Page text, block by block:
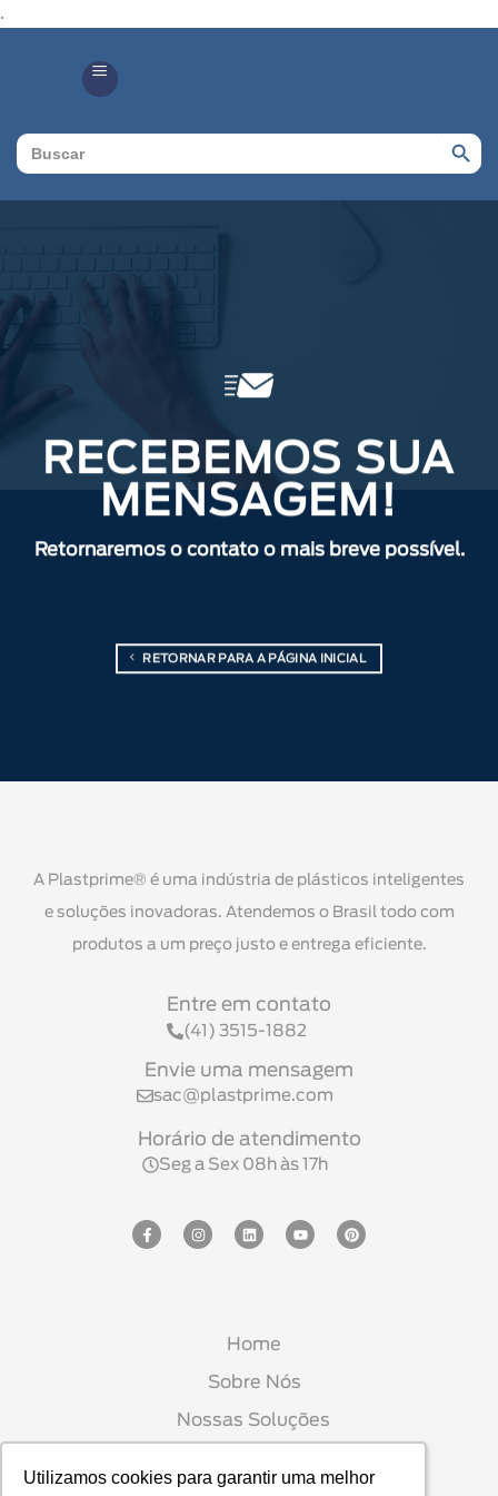
Utilizamos cookies para garantir uma melhor
Utilizamos cookies para garantir uma melhor
.
Search
for:
Search
RECEBEMOS SUA
MENSAGEM!
Retornaremos o contato o mais breve possível.
RETORNAR PARA A PÁGINA INICIAL
A Plastprime® é uma indústria de plásticos inteligentes
e soluções inovadoras. Atendemos o Brasil todo com
produtos a um preço justo e entrega eficiente.
Entre em contato
(41) 3515-1882
Envie uma mensagem
sac@plastprime.com
Horário de atendimento
Seg a Sex 08h às 17h
Home
Sobre Nós
Nossas Soluções